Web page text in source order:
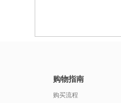
购物指南
购买流程